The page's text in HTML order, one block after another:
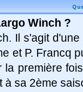
Winch ?
Il s'agit
et P. Francq
la première
à sa 2ème